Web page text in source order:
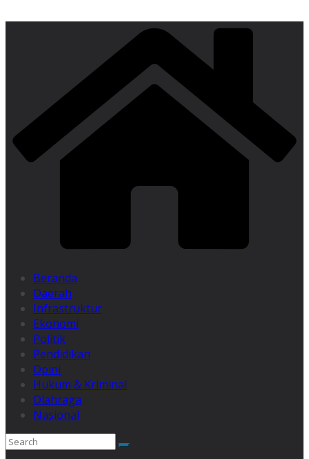
Beranda
Daerah
Infrastruktur
Ekonomi
Politik
Pendidikan
Opini
Hukum & Kriminal
Olahraga
Nasional